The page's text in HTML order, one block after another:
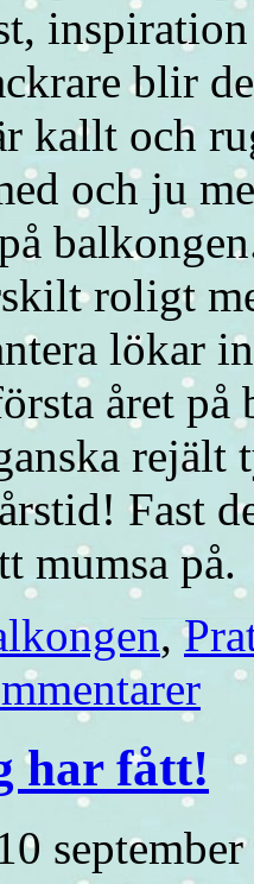
blir
kallt och
och ju
roligt
lökar
året på
rejält
Fast
mumsa på.
,
har fått!